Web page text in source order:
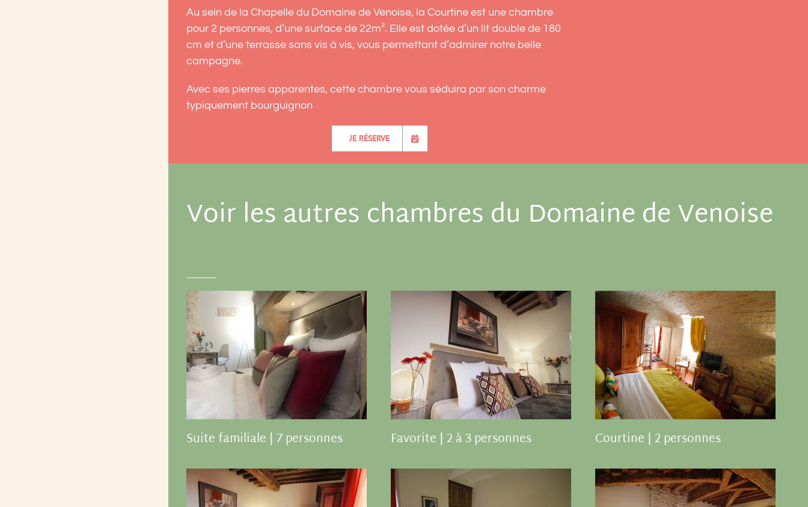
Au sein de la Chapelle du Domaine de Venoise, la Courtine est une chambre
pour 2 personnes, d’une surface de 22m². Elle est dotée d’un lit double de 180
cm et d’une terrasse sans vis à vis, vous permettant d’admirer notre belle
campagne.
Avec ses pierres apparentes, cette chambre vous séduira par son charme
typiquement bourguignon
JE RÉSERVE
Voir les autres chambres du Domaine de Venoise
Suite familiale | 7 personnes Favorite | 2 à 3 personnes Courtine | 2 personnes